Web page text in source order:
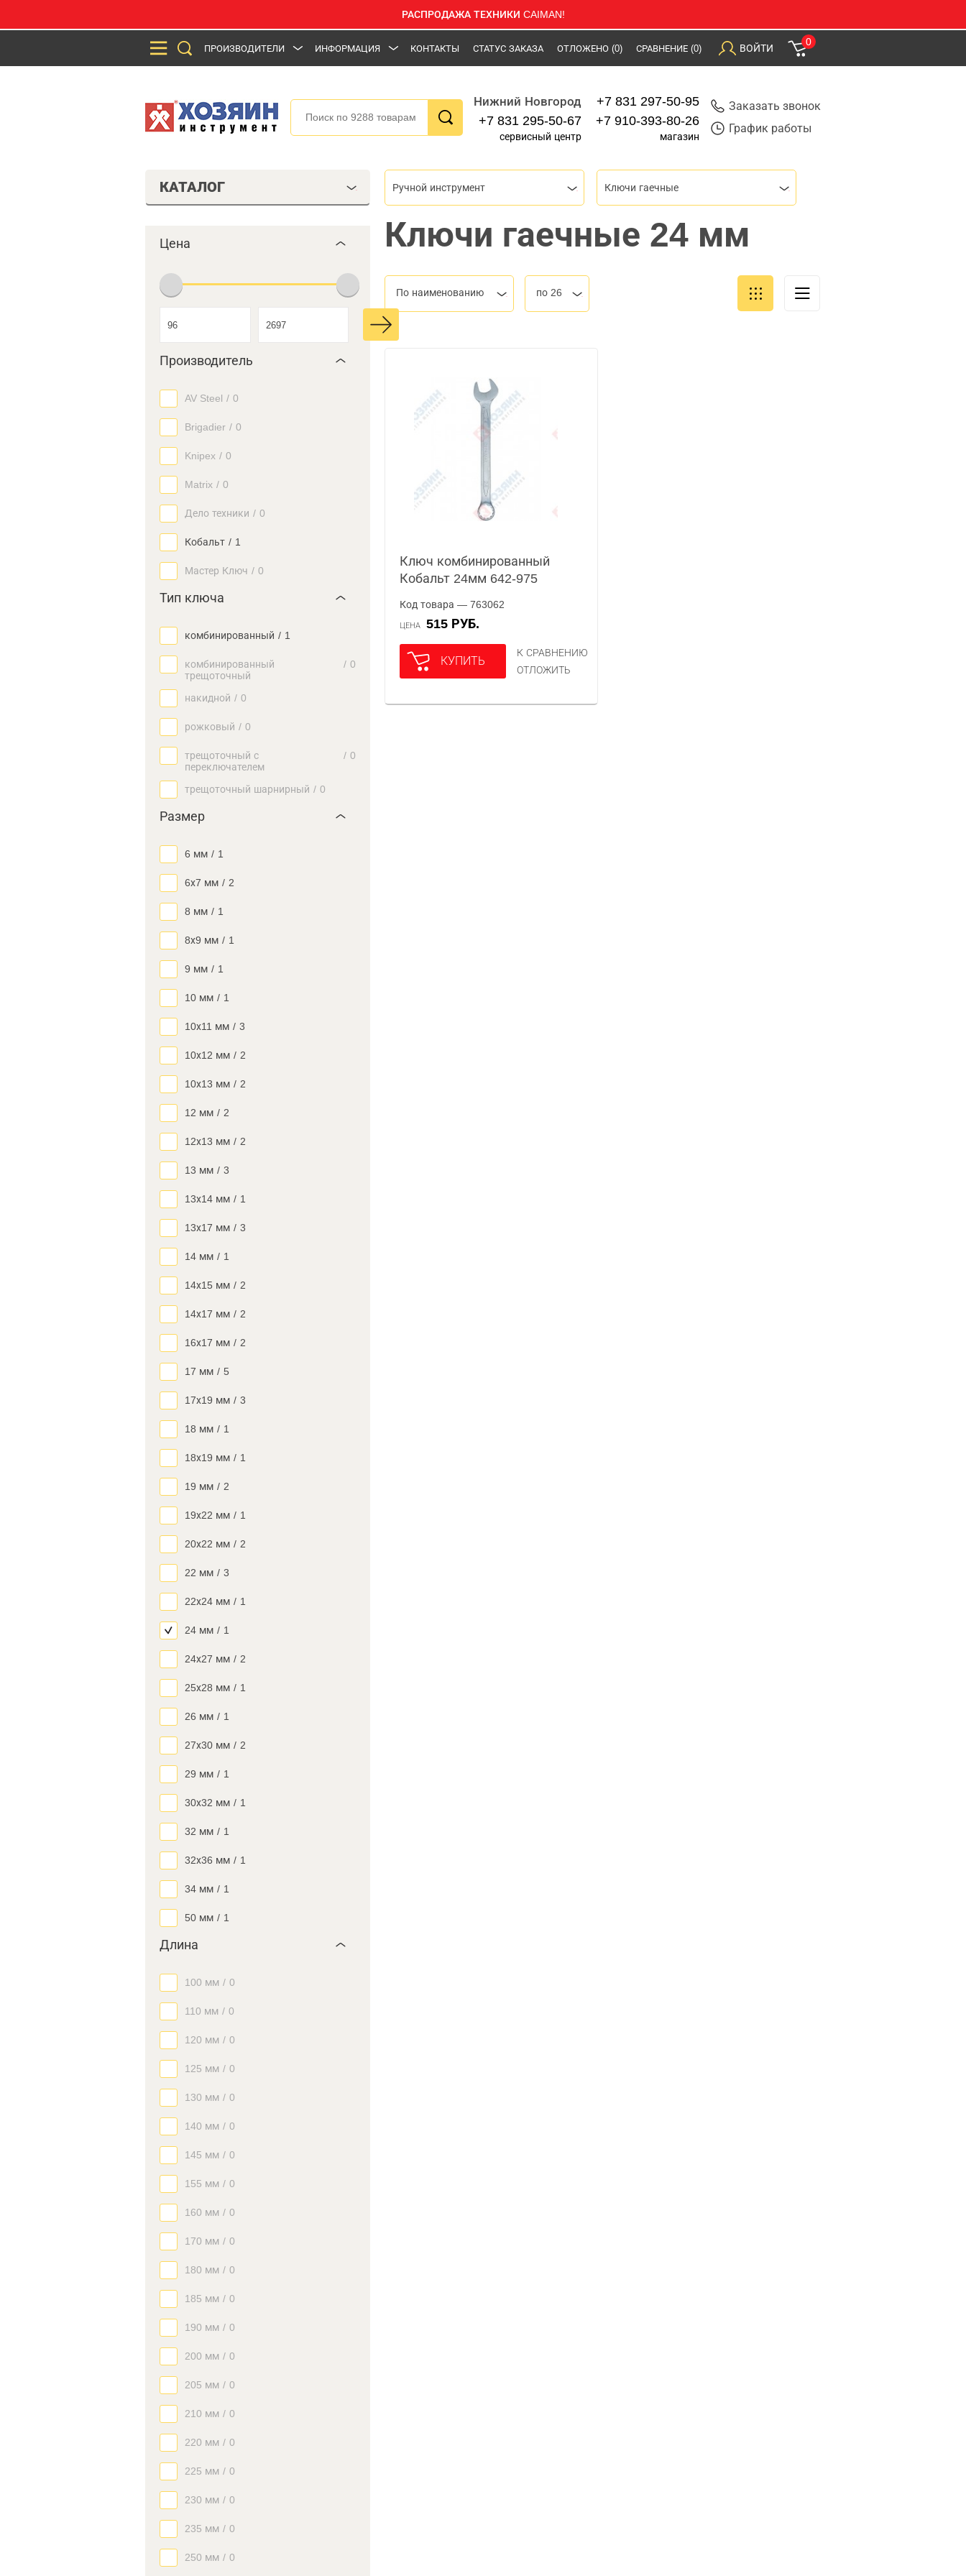
РАСПРОДАЖА ТЕХНИКИ CAIMAN!
ПРОИЗВОДИТЕЛИ ИНФОРМАЦИЯ КОНТАКТЫ СТАТУС ЗАКАЗА ОТЛОЖЕНО (0) СРАВНЕНИЕ (0) ВОЙТИ
0
Нижний Новгород
+7 831 295-50-67
сервисный центр
+7 831 297-50-95
+7 910-393-80-26
магазин
Заказать звонок
График работы
КАТАЛОГ
Цена
Производитель
AV Steel / 0
Brigadier / 0
Knipex / 0
Matrix / 0
Дело техники / 0
Кобальт / 1
Мастер Ключ / 0
Тип ключа
комбинированный / 1
комбинированный
трещоточный
/ 0
накидной / 0
рожковый / 0
трещоточный с
переключателем
/ 0
трещоточный шарнирный / 0
Размер
6 мм / 1
6х7 мм / 2
8 мм / 1
8х9 мм / 1
9 мм / 1
10 мм / 1
10х11 мм / 3
10х12 мм / 2
10х13 мм / 2
12 мм / 2
12х13 мм / 2
13 мм / 3
13х14 мм / 1
13х17 мм / 3
14 мм / 1
14х15 мм / 2
14х17 мм / 2
16х17 мм / 2
17 мм / 5
17х19 мм / 3
18 мм / 1
18х19 мм / 1
19 мм / 2
19х22 мм / 1
20х22 мм / 2
22 мм / 3
22х24 мм / 1
24 мм / 1
24х27 мм / 2
25х28 мм / 1
26 мм / 1
27х30 мм / 2
29 мм / 1
30х32 мм / 1
32 мм / 1
32х36 мм / 1
34 мм / 1
50 мм / 1
Длина
100 мм / 0
110 мм / 0
120 мм / 0
125 мм / 0
130 мм / 0
140 мм / 0
145 мм / 0
155 мм / 0
160 мм / 0
170 мм / 0
180 мм / 0
185 мм / 0
190 мм / 0
200 мм / 0
205 мм / 0
210 мм / 0
220 мм / 0
225 мм / 0
230 мм / 0
235 мм / 0
250 мм / 0
Ручной инструмент Ключи гаечные
Ключи гаечные 24 мм
По наименованию по 26
Ключ комбинированный
Кобальт 24мм 642-975
Код товара — 763062
ЦЕНА 515 РУБ.
КУПИТЬ
К СРАВНЕНИЮ
ОТЛОЖИТЬ